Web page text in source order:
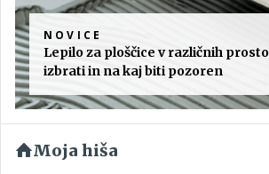
NOVICE
Lepilo za ploščice v različnih
izbrati in na kaj biti pozoren
Moja hiša